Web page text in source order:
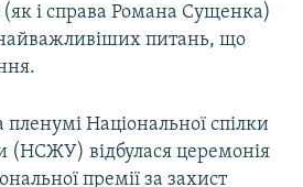
і справа Романа Сущенка)
питань, що
пленумі Національної спілки
(НСЖУ) відбулася церемонія
премії за захист